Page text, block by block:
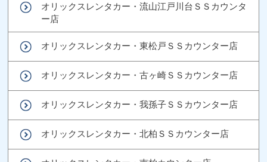
オリックスレンタカー・流山江戸川台ＳＳカウンタ
ー店
オリックスレンタカー・東松戸ＳＳカウンター店
オリックスレンタカー・古ヶ崎ＳＳカウンター店
オリックスレンタカー・我孫子ＳＳカウンター店
オリックスレンタカー・北柏ＳＳカウンター店